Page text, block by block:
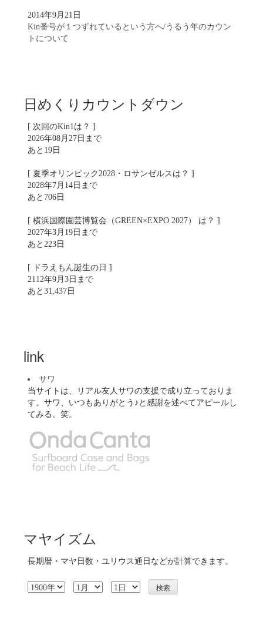
2014年9月21日
Kin番号が１つずれているという方へ/うるう年のカウン
トについて
日めくりカウントダウン
[ 次回のKin1は？ ]
2026年08月27日まで
あと19日
[ 夏季オリンピック2028・ロサンゼルスは？ ]
2028年7月14日まで
あと706日
[ 横浜国際園芸博覧会（GREEN×EXPO 2027） は？ ]
2027年3月19日まで
あと223日
[ ドラえもん誕生の日 ]
2112年9月3日まで
あと31,437日
link
サワ
当サイトは、リアル友人サワの支援で成り立っておりま
す。サワ、いつもありがとう♪と感謝を述べてアピールし
てみる。笑。
マヤイズム
長期暦・マヤ日数・ユリウス通日などが計算できます。